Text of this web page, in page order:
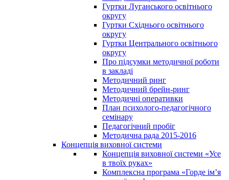
Гуртки Луганського освітнього
округу
Гуртки Східнього освітнього
округу
Гуртки Центрального освітнього
округу
Про підсумки методичної роботи
в закладі
Методичний ринг
Методичний брейн-ринг
Методичні оперативки
План психолого-педагогічного
семінару
Педагогічний пробіг
Методична рада 2015-2016
Концепція виховної системи
Концепція виховної системи «Усе
в твоїх руках»
Комплексна програма «Горде ім’я